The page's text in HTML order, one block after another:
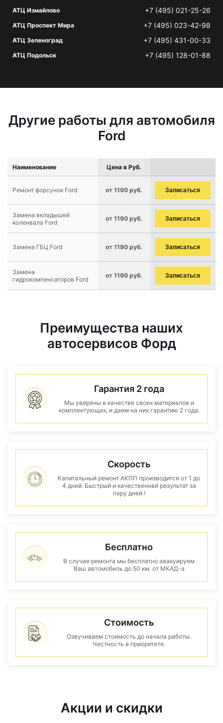
АТЦ Измайлово +7 (495) 021-25-26
АТЦ Проспект Мира +7 (495) 023-42-98
АТЦ Зеленоград +7 (495) 431-00-33
АТЦ Подольск +7 (495) 128-01-88
Другие работы для автомобиля
Ford
Наименование Цена в Руб.
Ремонт форсунок Ford от 1190 руб. Записаться
Замена вкладышей
коленвала Ford
от 1190 руб. Записаться
Замена ГБЦ Ford от 1190 руб. Записаться
Замена
гидрокомпенсаторов Ford
от 1190 руб. Записаться
Преимущества наших
автосервисов Форд
Гарантия 2 года
Мы уверены в качестве своих материалов и
комплектующих, и даем на них гарантию 2 года.
Скорость
Капитальный ремонт АКПП производится от 1 до
4 дней. Быстрый и качественнвй результат за
пару дней !
Бесплатно
В случае ремонта мы бесплатно эвакуируем
Ваш автомобиль до 50 км. от МКАД-а
Стоимость
Озвучиваем стоимость до начала работы.
Честность в приоритете.
Акции и скидки